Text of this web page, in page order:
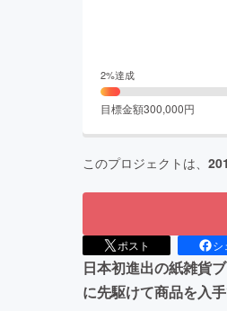
2%達成
目標金額300,000円
このプロジェクトは、
ポスト シ
日本初進出の紙雑貨
に先駆けて商品を入